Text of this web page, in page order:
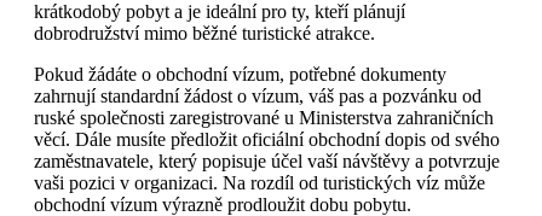
krátkodobý pobyt a je ideální pro ty, kteří plánují
dobrodružství mimo běžné turistické atrakce.
Pokud žádáte o obchodní vízum, potřebné dokumenty
zahrnují standardní žádost o vízum, váš pas a pozvánku od
ruské společnosti zaregistrované u Ministerstva zahraničních
věcí. Dále musíte předložit oficiální obchodní dopis od svého
zaměstnavatele, který popisuje účel vaší návštěvy a potvrzuje
vaši pozici v organizaci. Na rozdíl od turistických víz může
obchodní vízum výrazně prodloužit dobu pobytu.